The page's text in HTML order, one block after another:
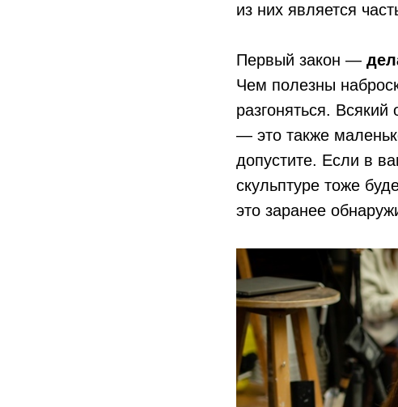
из них является
Первый закон —
Чем полезны
разгоняться.
— это также
допустите. Если в
скульптуре тоже
это заранее